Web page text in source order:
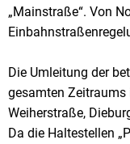
„Mainstraße“. Von
Die Umleitung der
gesamten Zeitraums
Weiherstraße,
Da die Haltestellen